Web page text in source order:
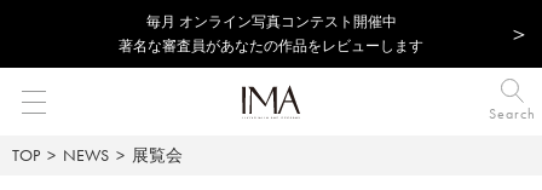
毎⽉ オンライン写真コンテスト開催中
著名な審査員があなたの作品をレビューします
Search
TOP NEWS 展覧会